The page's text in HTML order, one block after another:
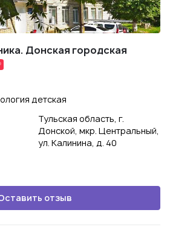
Донская городская
детская
Тульская область, г.
Донской, мкр. Центральный,
ул. Калинина, д. 40
отзыв